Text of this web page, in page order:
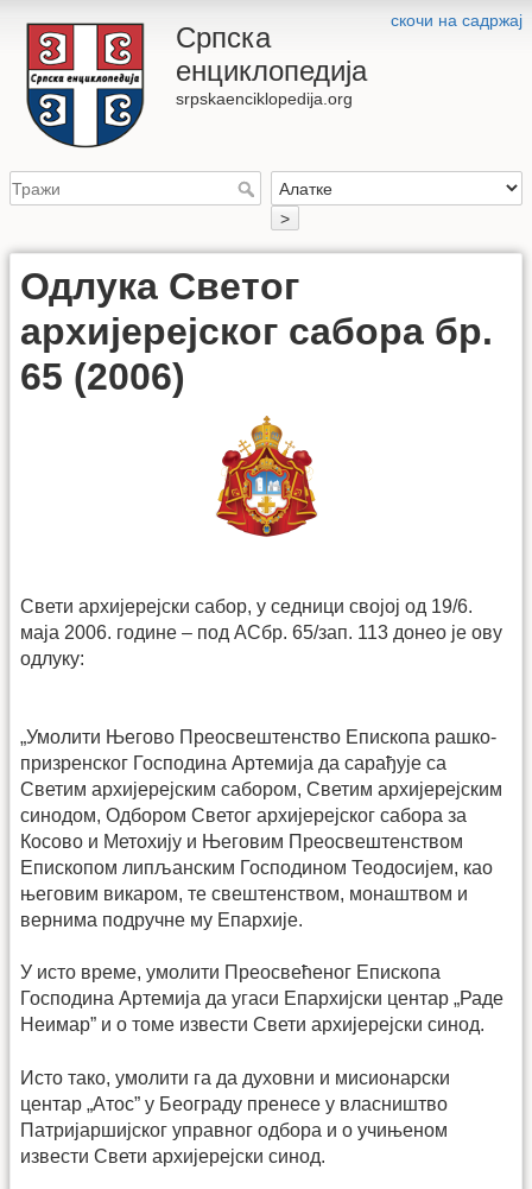
скочи на садржај
Српска
енциклопедија
srpskaenciklopedija.org
>
Одлука Светог
архијерејског сабора бр.
65 (2006)
Свети архијерејски сабор, у седници својој од 19/6.
маја 2006. године – под АСбр. 65/зап. 113 донео је ову
одлуку:
„Умолити Његово Преосвештенство Епископа рашко-
призренског Господина Артемија да сарађује са
Светим архијерејским сабором, Светим архијерејским
синодом, Одбором Светог архијерејског сабора за
Косово и Метохију и Његовим Преосвештенством
Епископом липљанским Господином Теодосијем, као
његовим викаром, те свештенством, монаштвом и
вернима подручне му Епархије.
У исто време, умолити Преосвећеног Епископа
Господина Артемија да угаси Епархијски центар „Раде
Неимар” и о томе извести Свети архијерејски синод.
Исто тако, умолити га да духовни и мисионарски
центар „Атос” у Београду пренесе у власништво
Патријаршијског управног одбора и о учињеном
извести Свети архијерејски синод.